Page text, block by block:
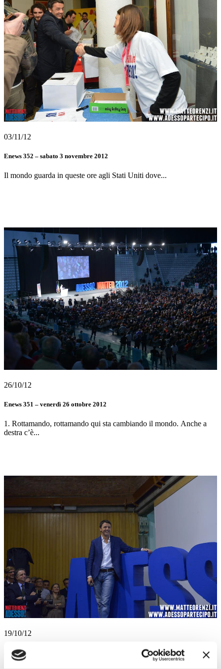
03/11/12
Enews 352 – sabato 3 novembre 2012
Il mondo guarda in queste ore agli Stati Uniti dove...
26/10/12
Enews 351 – venerdì 26 ottobre 2012
1. Rottamando, rottamando qui sta cambiando il mondo. Anche a
destra c’è...
19/10/12
Enews 350 – venerdì 19 ottobre 2012